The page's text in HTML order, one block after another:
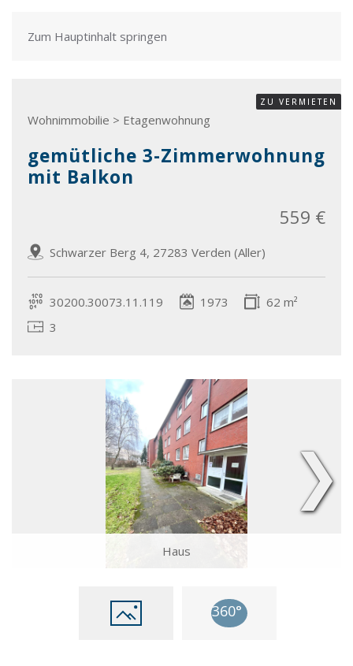
Zum Hauptinhalt springen
Wohnimmobilie > Etagenwohnung
ZU VERMIETEN
gemütliche 3-Zimmerwohnung
mit Balkon
Schwarzer Berg 4, 27283 Verden (Aller)
559 €
30200.30073.11.119 1973
62 m²
3
Haus
❯